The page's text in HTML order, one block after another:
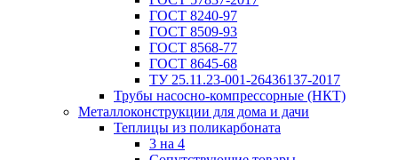
ГОСТ 8240-97
ГОСТ 8509-93
ГОСТ 8568-77
ГОСТ 8645-68
ТУ 25.11.23-001-26436137-2017
Трубы насосно-компрессорные (НКТ)
Металлоконструкции для дома и дачи
Теплицы из поликарбоната
3 на 4